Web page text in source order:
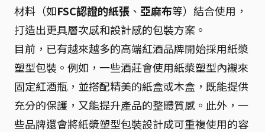
材料（如FSC認證的紙張 、 亞麻布等）結合使用，
打造出更具層次感和設計感的包裝方案。
目前，已有越來越多的高端紅酒品牌開始採用紙漿
塑型包裝。例如，一些酒莊會使用紙漿塑型內襯來
固定紅酒瓶，並搭配精美的紙盒或木盒，既能提供
充分的保護，又能提升產品的整體質感。此外，一
些品牌還會將紙漿塑型包裝設計成可重複使用的容